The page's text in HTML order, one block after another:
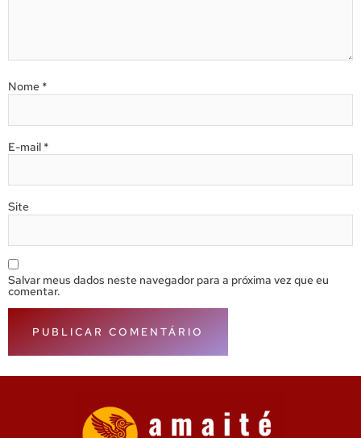
Nome *
E-mail *
Site
Salvar meus dados neste navegador para a próxima vez que eu
comentar.